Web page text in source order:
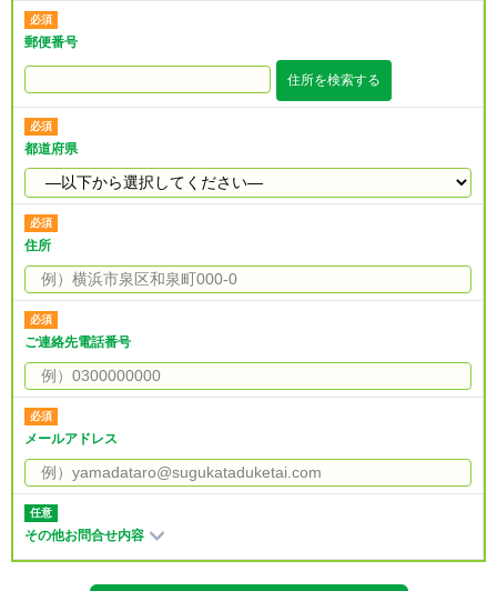
郵便番号
住所を検索する
都道府県
住所
ご連絡先電話番号
メールアドレス
その他お問合せ内容